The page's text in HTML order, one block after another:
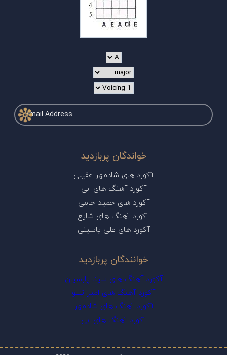
خواندگان پربازدید
آکورد های شادمهر عقیلی
آکورد آهنگ های ابی
آکورد های حمید حامی
آکورد آهنگ های شایع
آکورد های علی یاسینی
خوانندگان پربازدید
آکورد آهنگ های سینا پارسیان
آکورد آهنگ های امیر تتلو
آکورد آهنگ های شادمهر
آکورد آهنگ های ابی